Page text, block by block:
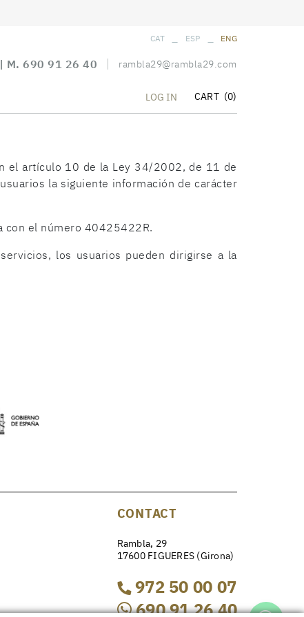
CAT ESP ENG
| M. 690 91 26 40 rambla29@rambla29.com
LOG IN CART (0)
el artículo 10 de la Ley 34/2002, de 11 de
la siguiente información de carácter
con el número 40425422R.
los usuarios pueden dirigirse a la
CONTACT
Rambla, 29
17600 FIGUERES (Girona)
972 50 00 07
690 91 26 40